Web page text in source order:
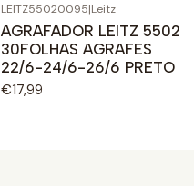
LEITZ55020095|Leitz
AGRAFADOR LEITZ 5502
30FOLHAS AGRAFES
22/6-24/6-26/6 PRETO
€17,99